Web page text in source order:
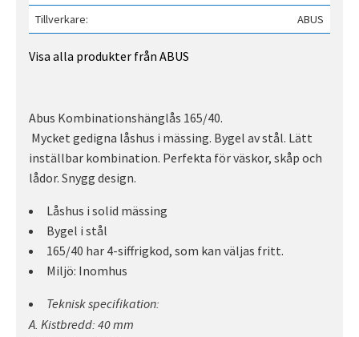
Tillverkare
ABUS
Visa alla produkter från ABUS
Abus Kombinationshänglås 165/40.
Mycket gedigna låshus i mässing. Bygel av stål. Lätt
inställbar kombination. Perfekta för väskor, skåp och
lådor. Snygg design.
Låshus i solid mässing
Bygel i stål
165/40 har 4-siffrigkod, som kan väljas fritt.
Miljö: Inomhus
Teknisk specifikation:
A. Kistbredd: 40 mm